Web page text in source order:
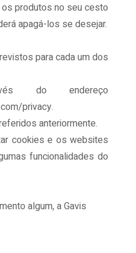
produtos no seu cesto
apagá-los se desejar.
para cada um dos
do endereço
privacy.
anteriormente.
cookies e os websites
funcionalidades do
algum, a Gavis